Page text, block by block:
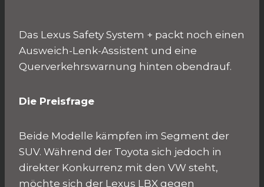
Das Lexus Safety System + packt noch einen
Ausweich-Lenk-Assistent und eine
Querverkehrswarnung hinten obendrauf.
Die Preisfrage
Beide Modelle kämpfen im Segment der
SUV. Während der Toyota sich jedoch in
direkter Konkurrenz mit den VW steht,
möchte sich der Lexus LBX gegen